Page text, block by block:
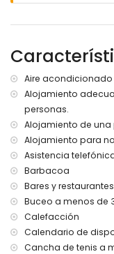
orilla o ribera
de 3 kilómetros
playa más
kilómetros de la
puerto más
kilómetros de la
parque más
kilómetros de la
aeropuerto más
kilómetros de la
segundo
kilómetros)
no se permite
no se admiten
El alojamiento
Aire
Alojamiento
personas.
Alojamiento de una
Alojamiento para
Asistencia
Barbacoa
Bares y
Buceo a menos de
Calefacción
Calendario de
Cancha de tenis a